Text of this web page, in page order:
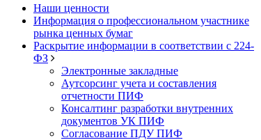
Наши ценности
Информация о профессиональном участнике
рынка ценных бумаг
Раскрытие информации в соответствии с 224-
ФЗ
Электронные закладные
Аутсорсинг учета и составления
отчетности ПИФ
Консалтинг разработки внутренних
документов УК ПИФ
Согласование ПДУ ПИФ